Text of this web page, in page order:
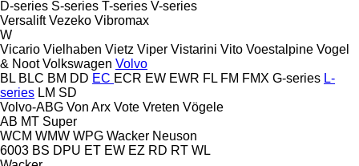
D-series S-series T-series V-series
Versalift Vezeko Vibromax
W
Vicario Vielhaben Vietz Viper Vistarini Vito Voestalpine Vogel
& Noot Volkswagen Volvo
BL BLC BM DD EC ECR EW EWR FL FM FMX G-series L-
series LM SD
Volvo-ABG Von Arx Vote Vreten Vögele
AB MT Super
WCM WMW WPG Wacker Neuson
6003 BS DPU ET EW EZ RD RT WL